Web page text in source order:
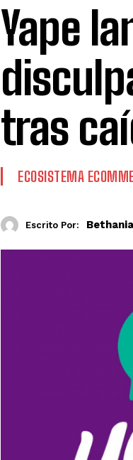
Yape
tras
ECOSISTEMA
Escrito Por: